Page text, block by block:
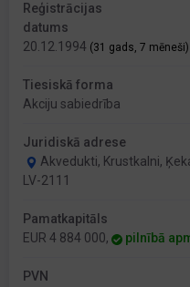
Reģistrācijas
datums
20.12.1994 (31 gads, 7 mēneši)
Tiesiskā forma
Akciju sabiedrība
Juridiskā adrese
Akvedukti, Krustkalni,
LV-2111
Pamatkapitāls
EUR 4 884 000,
pilnībā
PVN